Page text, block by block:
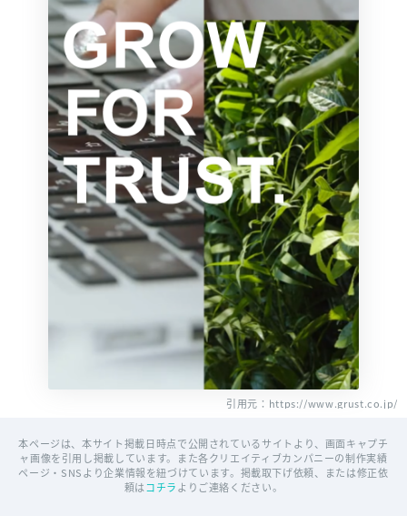
引用元：https://www.grust.co.jp/
本ページは、本サイト掲載日時点で公開されているサイトより、画面キャプチ
ャ画像を引用し掲載しています。また各クリエイティブカンパニーの制作実績
ページ・SNSより企業情報を紐づけています。掲載取下げ依頼、または修正依
頼はコチラよりご連絡ください。